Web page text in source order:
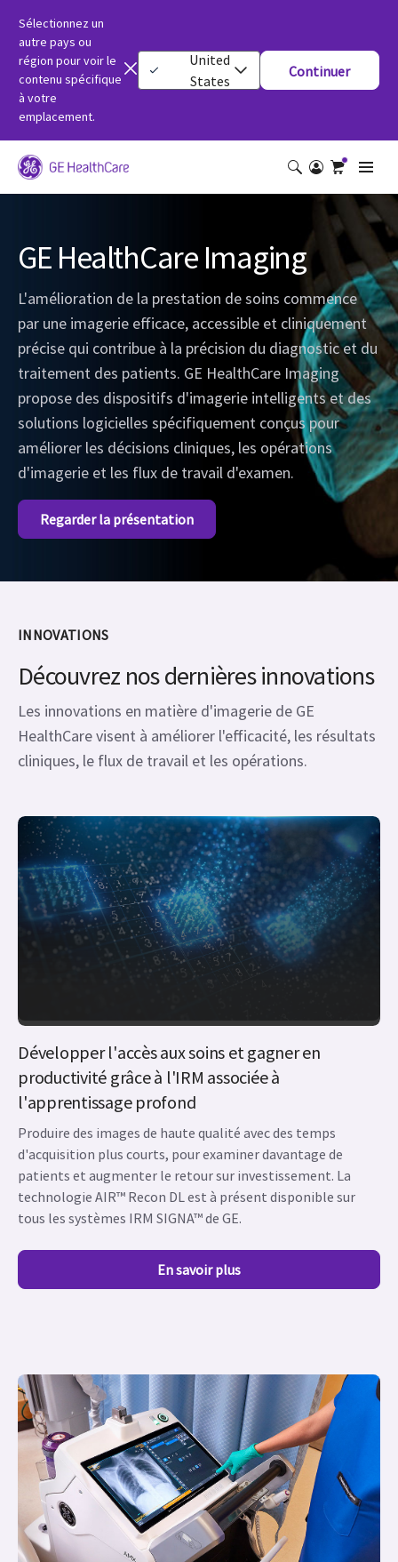
Sélectionnez un
autre pays ou
région pour voir le
contenu spécifique
à votre
emplacement.
United
States
Continuer
GE HealthCare Imaging
L'amélioration de la prestation de soins commence
par une imagerie efficace, accessible et cliniquement
précise qui contribue à la précision du diagnostic et du
traitement des patients. GE HealthCare Imaging
propose des dispositifs d'imagerie intelligents et des
solutions logicielles spécifiquement conçus pour
améliorer les décisions cliniques, les opérations
d'imagerie et les flux de travail d'examen.
Regarder la présentation
INNOVATIONS
Découvrez nos dernières innovations
Les innovations en matière d'imagerie de GE
HealthCare visent à améliorer l'efficacité, les résultats
cliniques, le flux de travail et les opérations.
Développer l'accès aux soins et gagner en
productivité grâce à l'IRM associée à
l'apprentissage profond
Produire des images de haute qualité avec des temps
d'acquisition plus courts, pour examiner davantage de
patients et augmenter le retour sur investissement. La
technologie AIR™ Recon DL est à présent disponible sur
tous les systèmes IRM SIGNA™ de GE.
En savoir plus